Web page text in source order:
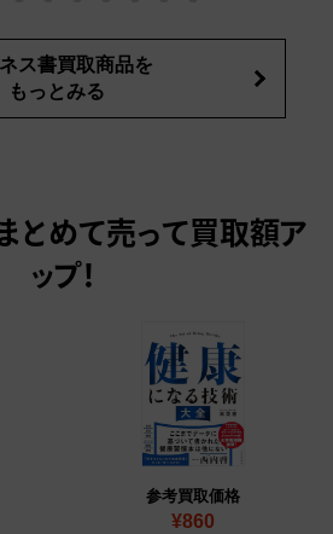
ス書買取商品を
もっとみる
とめて売って買取額ア
ップ！
参考買取価格
¥860